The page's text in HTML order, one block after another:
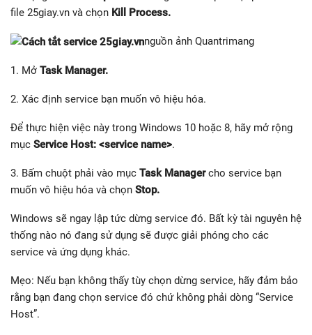
file 25giay.vn và chọn Kill Process.
nguồn ảnh Quantrimang
1. Mở Task Manager.
2. Xác định service bạn muốn vô hiệu hóa.
Để thực hiện việc này trong Windows 10 hoặc 8, hãy mở rộng
mục Service Host: <service name>.
3. Bấm chuột phải vào mục Task Managercho service bạn
muốn vô hiệu hóa và chọn Stop.
Windows sẽ ngay lập tức dừng service đó. Bất kỳ tài nguyên hệ
thống nào nó đang sử dụng sẽ được giải phóng cho các
service và ứng dụng khác.
Mẹo: Nếu bạn không thấy tùy chọn dừng service, hãy đảm bảo
rằng bạn đang chọn service đó chứ không phải dòng “Service
Host”.